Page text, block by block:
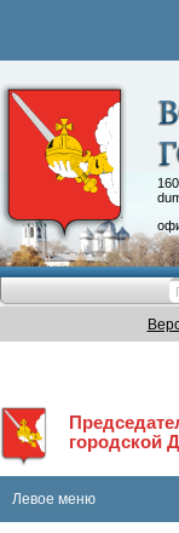
городской
Левое меню